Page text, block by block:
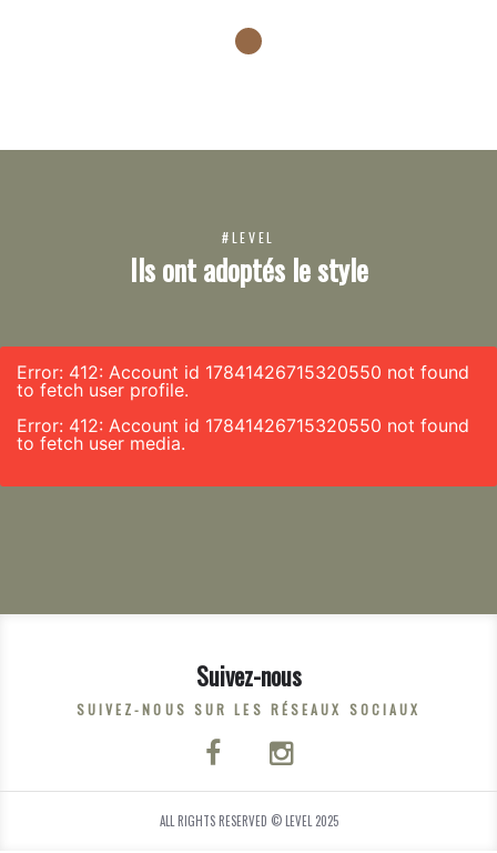
#LEVEL
Ils ont adoptés le style
Error: 412: Account id 17841426715320550 not found
to fetch user profile.
Error: 412: Account id 17841426715320550 not found
to fetch user media.
Suivez-nous
SUIVEZ-NOUS SUR LES RÉSEAUX SOCIAUX
ALL RIGHTS RESERVED © LEVEL 2025